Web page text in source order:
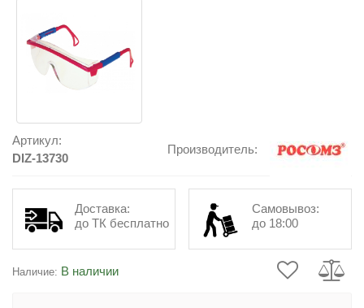
Артикул:
DIZ-13730
Производитель:
Доставка:
до ТК бесплатно
Самовывоз:
до 18:00
Наличие: В наличии